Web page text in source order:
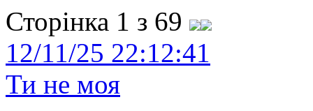
Сторінка 1 з 69
12/11/25 22:12:41
Ти не моя